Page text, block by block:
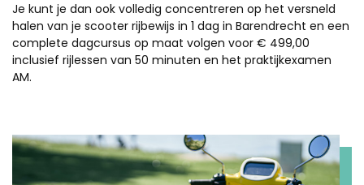
Je kunt je dan ook volledig concentreren op het versneld
halen van je scooter rijbewijs in 1 dag in Barendrecht en een
complete dagcursus op maat volgen voor € 499,00
inclusief rijlessen van 50 minuten en het praktijkexamen
AM.